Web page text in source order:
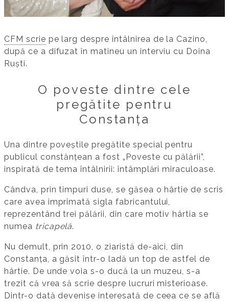
CFM scrie pe larg despre întâlnirea de la Cazino,
după ce a difuzat în matineu un interviu cu Doina
Ruști.
O poveste dintre cele
pregătite pentru
Constanța
Una dintre poveștile pregătite special pentru
publicul constănțean a fost „Poveste cu pălării”,
inspirată de tema întâlnirii: întâmplări miraculoase.
Cândva, prin timpuri duse, se găsea o hârtie de scris
care avea imprimată sigla fabricantului,
reprezentând trei pălării, din care motiv hârtia se
numea tricapelă.
Nu demult, prin 2010, o ziaristă de-aici, din
Constanța, a găsit într-o ladă un top de astfel de
hârtie. De unde voia s-o ducă la un muzeu, s-a
trezit că vrea să scrie despre lucruri misterioase.
Dintr-o dată devenise interesată de ceea ce se află